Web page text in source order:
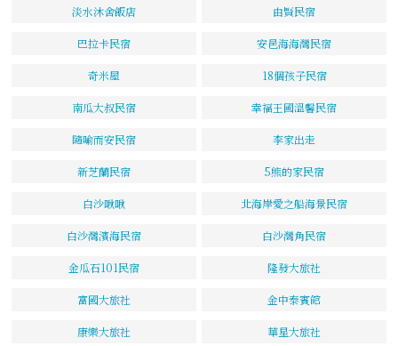
淡水沐舍飯店 由賢民宿
巴拉卡民宿 安邑海海灣民宿
奇米屋 18個孩子民宿
南瓜大叔民宿 幸福王國溫馨民宿
隨喻而安民宿 李家出走
新芝蘭民宿 5熊的家民宿
白沙啾啾 北海岸愛之船海景民宿
白沙灣濱海民宿 白沙灣角民宿
金瓜石101民宿 隆發大旅社
富國大旅社 金中泰賓館
康樂大旅社 華星大旅社